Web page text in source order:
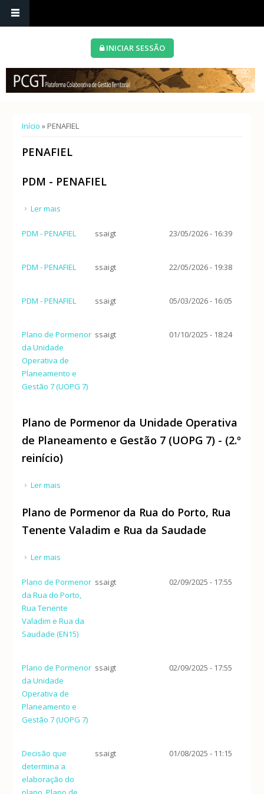
INICIAR SESSÃO
Está aqui
Início » PENAFIEL
PENAFIEL
PDM - PENAFIEL
Ler mais
PDM - PENAFIEL ssaigt 23/05/2026 - 16:39
PDM - PENAFIEL ssaigt 22/05/2026 - 19:38
PDM - PENAFIEL ssaigt 05/03/2026 - 16:05
Plano de Pormenor
da Unidade
Operativa de
Planeamento e
Gestão 7 (UOPG 7)
ssaigt 01/10/2025 - 18:24
Plano de Pormenor da Unidade Operativa
de Planeamento e Gestão 7 (UOPG 7) - (2.º
reinício)
Ler mais
Plano de Pormenor da Rua do Porto, Rua
Tenente Valadim e Rua da Saudade
Ler mais
Plano de Pormenor
da Rua do Porto,
Rua Tenente
Valadim e Rua da
Saudade (EN15)
ssaigt 02/09/2025 - 17:55
Plano de Pormenor
da Unidade
Operativa de
Planeamento e
Gestão 7 (UOPG 7)
ssaigt 02/09/2025 - 17:55
Decisão que
determina a
elaboração do
ssaigt 01/08/2025 - 11:15